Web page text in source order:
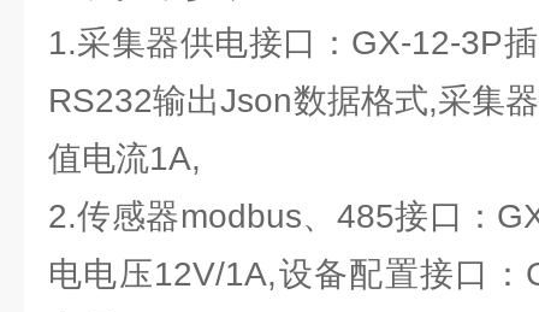
1.采集器供电接口：GX-12-3P
RS232输出Json数据格式,采集
值电流1A,
2.传感器modbus、485接口：
电电压12V/1A,设备配置接口：